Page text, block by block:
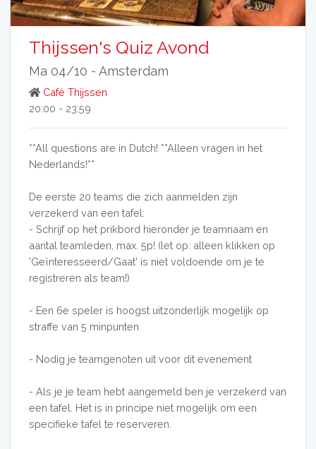
Thijssen's Quiz Avond
Ma 04/10 - Amsterdam
Café Thijssen
20:00 - 23:59
**All questions are in Dutch! **Alleen vragen in het
Nederlands!**
De eerste 20 teams die zich aanmelden zijn
verzekerd van een tafel:
- Schrijf op het prikbord hieronder je teamnaam en
aantal teamleden, max. 5p! (let op: alleen klikken op
'Geïnteresseerd/Gaat' is niet voldoende om je te
registreren als team!)
- Een 6e speler is hoogst uitzonderlijk mogelijk op
straffe van 5 minpunten
- Nodig je teamgenoten uit voor dit evenement
- Als je je team hebt aangemeld ben je verzekerd van
een tafel. Het is in principe niet mogelijk om een
specifieke tafel te reserveren.